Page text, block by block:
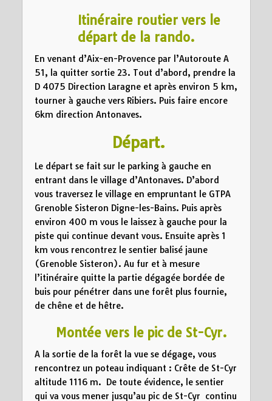
Itinéraire routier vers le
départ de la rando.
En venant d’Aix-en-Provence par l’Autoroute A
51, la quitter sortie 23. Tout d’abord, prendre la
D 4075 Direction Laragne et après environ 5 km,
tourner à gauche vers Ribiers. Puis faire encore
6km direction Antonaves.
Départ.
Le départ se fait sur le parking à gauche en
entrant dans le village d’Antonaves. D’abord
vous traversez le village en empruntant le GTPA
Grenoble Sisteron Digne-les-Bains. Puis après
environ 400 m vous le laissez à gauche pour la
piste qui continue devant vous. Ensuite après 1
km vous rencontrez le sentier balisé jaune
(Grenoble Sisteron). Au fur et à mesure
l’itinéraire quitte la partie dégagée bordée de
buis pour pénétrer dans une forêt plus fournie,
de chêne et de hêtre.
Montée vers le pic de St-Cyr.
A la sortie de la forêt la vue se dégage, vous
rencontrez un poteau indiquant : Crête de St-Cyr
altitude 1116 m. De toute évidence, le sentier
qui va vous mener jusqu’au pic de St-Cyr continu